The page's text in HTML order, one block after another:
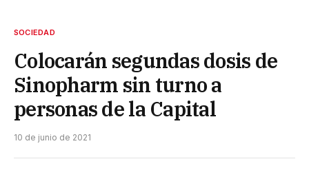
SOCIEDAD
Colocarán segundas dosis de
Sinopharm sin turno a
personas de la Capital
10 de junio de 2021